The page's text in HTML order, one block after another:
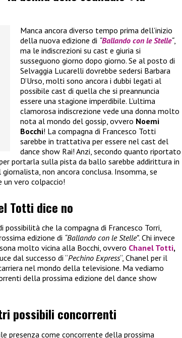
Manca ancora diverso tempo prima dell’inizio
della nuova edizione di “Ballando con le Stelle“,
ma le indiscrezioni su cast e giuria si
susseguono giorno dopo giorno. Se al posto di
Selvaggia Lucarelli dovrebbe sedersi Barbara
D’Urso, molti sono ancora i dubbi legati al
possibile cast di quella che si preannuncia
essere una stagione imperdibile. L’ultima
clamorosa indiscrezione vede una donna molto
nota al mondo del gossip, ovvero Noemi
Bocchi! La compagna di Francesco Totti
sarebbe in trattativa per essere nel cast del
dance show Rai! Anzi, secondo quanto riportato
portarla sulla pista da ballo sarebbe addirittura in
non ancora conclusa. Insomma, se
un vero colpaccio!
Totti dice no
possibilità che la compagna di Francesco Torri,
edizione di “Ballando con le Stelle”. Chi invece
molto vicina alla Bocchi, ovvero Chanel Totti,
dal successo di “Pechino Express“, Chanel per il
nel mondo della televisione. Ma vediamo
della prossima edizione del dance show
possibili concorrenti
presenza come concorrente della prossima